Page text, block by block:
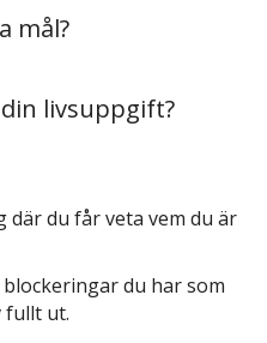
mål?
livsuppgift?
där du får veta vem du är
du har som
fullt ut.